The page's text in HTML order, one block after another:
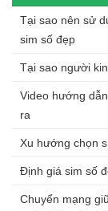
Tại sao nên sử
sim số đẹp
Tại sao người
Video hướng
ra
Xu hướng chọn
Định giá sim số
Chuyển mạng